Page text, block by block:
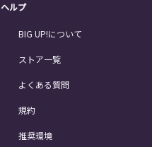
ヘルプ
BIG UP!について
ストア一覧
よくある質問
規約
推奨環境